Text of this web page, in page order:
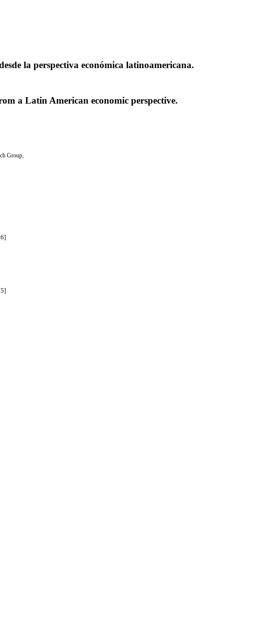
la perspectiva económica latinoamericana.
a Latin American economic perspective.
Group,